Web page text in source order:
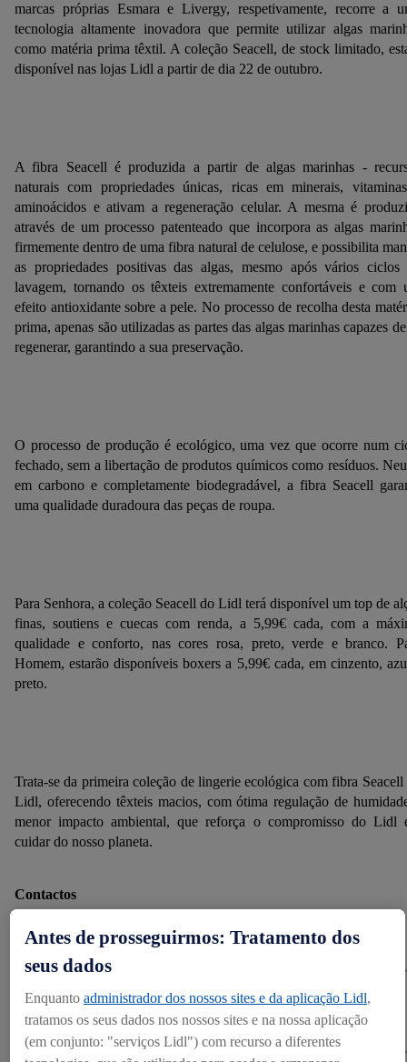
marcas próprias Esmara e Livergy, respetivamente, recorre a
tecnologia altamente inovadora que permite utilizar algas
como matéria prima têxtil. A coleção Seacell, de stock limitado,
disponível nas lojas Lidl a partir de dia 22 de outubro.
A fibra Seacell é produzida a partir de algas marinhas -
naturais com propriedades únicas, ricas em minerais,
aminoácidos e ativam a regeneração celular. A mesma é
através de um processo patenteado que incorpora as algas
firmemente dentro de uma fibra natural de celulose, e possibilita
as propriedades positivas das algas, mesmo após vários ciclos
lavagem, tornando os têxteis extremamente confortáveis e com
efeito antioxidante sobre a pele. No processo de recolha desta
prima, apenas são utilizadas as partes das algas marinhas capazes
regenerar, garantindo a sua preservação.
O processo de produção é ecológico, uma vez que ocorre num
fechado, sem a libertação de produtos químicos como resíduos.
em carbono e completamente biodegradável, a fibra Seacell
uma qualidade duradoura das peças de roupa.
Para Senhora, a coleção Seacell do Lidl terá disponível um top de
finas, soutiens e cuecas com renda, a 5,99€ cada, com a
qualidade e conforto, nas cores rosa, preto, verde e branco.
Homem, estarão disponíveis boxers a 5,99€ cada, em cinzento,
preto.
Trata-se da primeira coleção de lingerie ecológica com fibra Seacell
Lidl, oferecendo têxteis macios, com ótima regulação de
menor impacto ambiental, que reforça o compromisso do Lidl
cuidar do nosso planeta.
Contactos
Departamento de Comunicação Corporativa
Categorias
Produto
Antes de prosseguirmos: Tratamento dos
seus dados
Enquanto administrador dos nossos sites e da aplicação Lidl,
tratamos os seus dados nos nossos sites e na nossa aplicação
(em conjunto: "serviços Lidl") com recurso a diferentes